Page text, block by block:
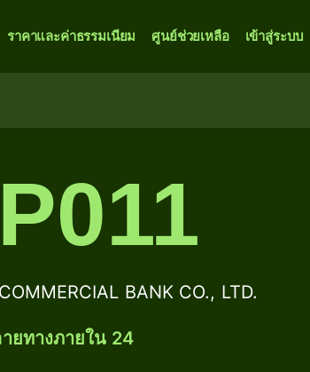
ราคาและค่าธรรมเนียม ศูนย์ช่วยเหลือ เข้าสู่ระบบ
BANK CO., LTD.
ยทางภายใน 24